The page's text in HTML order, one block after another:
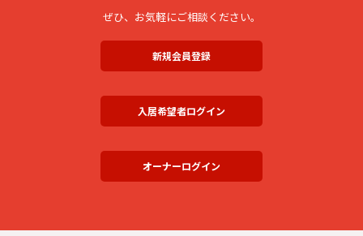
ぜひ、お気軽にご相談ください。
新規会員登録
入居希望者ログイン
オーナーログイン